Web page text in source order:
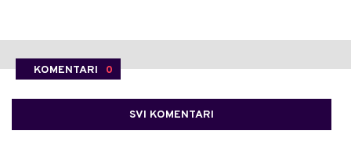
KOMENTARI 0
SVI KOMENTARI